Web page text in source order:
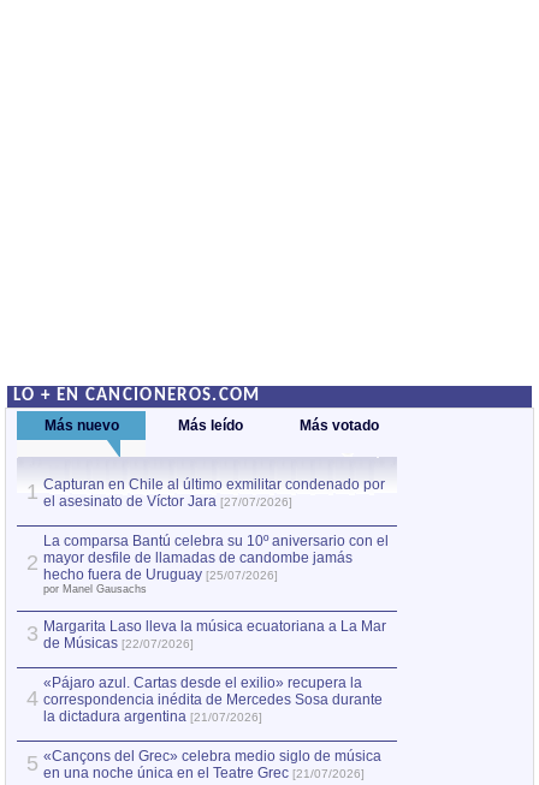
LO + EN CANCIONEROS.COM
Más nuevo Más leído Más votado
1 Capturan en Chile al último exmilitar condenado por
el asesinato de Víctor Jara [27/07/2026]
2
La comparsa Bantú celebra su 10º aniversario con el
mayor desfile de llamadas de candombe jamás
hecho fuera de Uruguay [25/07/2026]
por Manel Gausachs
3 Margarita Laso lleva la música ecuatoriana a La Mar
de Músicas [22/07/2026]
4
«Pájaro azul. Cartas desde el exilio» recupera la
correspondencia inédita de Mercedes Sosa durante
la dictadura argentina [21/07/2026]
5 «Cançons del Grec» celebra medio siglo de música
en una noche única en el Teatre Grec [21/07/2026]